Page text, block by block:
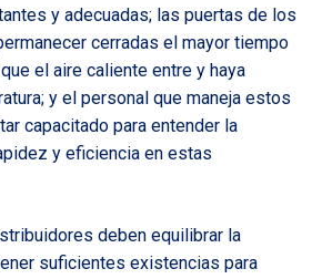
y adecuadas; las puertas de los
cerradas el mayor tiempo
el aire caliente entre y haya
y el personal que maneja estos
capacitado para entender la
y eficiencia en estas
deben equilibrar la
suficientes existencias para